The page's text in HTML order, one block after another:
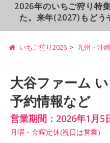
2026年のいちご狩り特
た。来年(2027)もどう
いちご狩り2026 九州・沖
大谷ファーム
予約情報など
営業期間：2026年1月5
月曜・金曜定休(祝日は営業)